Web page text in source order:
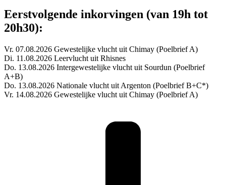
Eerstvolgende inkorvingen (van 19h tot
20h30):
Vr. 07.08.2026 Gewestelijke vlucht uit Chimay (Poelbrief A)
Di. 11.08.2026 Leervlucht uit Rhisnes
Do. 13.08.2026 Intergewestelijke vlucht uit Sourdun (Poelbrief
A+B)
Do. 13.08.2026 Nationale vlucht uit Argenton (Poelbrief B+C*)
Vr. 14.08.2026 Gewestelijke vlucht uit Chimay (Poelbrief A)